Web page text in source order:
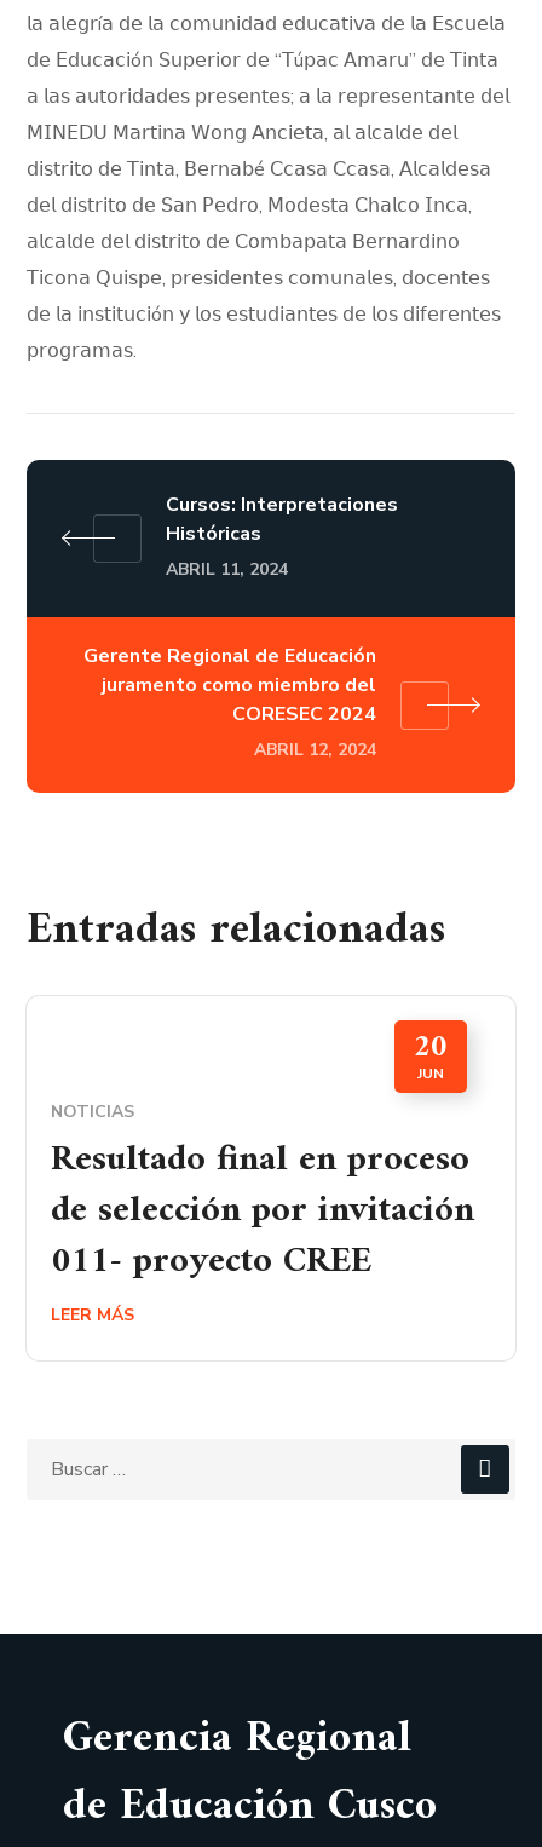
𝗅𝖺 𝖺𝗅𝖾𝗀𝗋í𝖺 𝖽𝖾 𝗅𝖺 𝖼𝗈𝗆𝗎𝗇𝗂𝖽𝖺𝖽 𝖾𝖽𝗎𝖼𝖺𝗍𝗂𝗏𝖺 𝖽𝖾 𝗅𝖺 𝖤𝗌𝖼𝗎𝖾𝗅𝖺
𝖽𝖾 𝖤𝖽𝗎𝖼𝖺𝖼𝗂ó𝗇 𝖲𝗎𝗉𝖾𝗋𝗂𝗈𝗋 𝖽𝖾 “𝖳ú𝗉𝖺𝖼 𝖠𝗆𝖺𝗋𝗎” 𝖽𝖾 𝖳𝗂𝗇𝗍𝖺
𝖺 𝗅𝖺𝗌 𝖺𝗎𝗍𝗈𝗋𝗂𝖽𝖺𝖽𝖾𝗌 𝗉𝗋𝖾𝗌𝖾𝗇𝗍𝖾𝗌; 𝖺 𝗅𝖺 𝗋𝖾𝗉𝗋𝖾𝗌𝖾𝗇𝗍𝖺𝗇𝗍𝖾 𝖽𝖾𝗅
𝖬𝖨𝖭𝖤𝖣𝖴 𝖬𝖺𝗋𝗍𝗂𝗇𝖺 𝖶𝗈𝗇𝗀 𝖠𝗇𝖼𝗂𝖾𝗍𝖺, 𝖺𝗅 𝖺𝗅𝖼𝖺𝗅𝖽𝖾 𝖽𝖾𝗅
𝖽𝗂𝗌𝗍𝗋𝗂𝗍𝗈 𝖽𝖾 𝖳𝗂𝗇𝗍𝖺, 𝖡𝖾𝗋𝗇𝖺𝖻é 𝖢𝖼𝖺𝗌𝖺 𝖢𝖼𝖺𝗌𝖺, 𝖠𝗅𝖼𝖺𝗅𝖽𝖾𝗌𝖺
𝖽𝖾𝗅 𝖽𝗂𝗌𝗍𝗋𝗂𝗍𝗈 𝖽𝖾 𝖲𝖺𝗇 𝖯𝖾𝖽𝗋𝗈, 𝖬𝗈𝖽𝖾𝗌𝗍𝖺 𝖢𝗁𝖺𝗅𝖼𝗈 𝖨𝗇𝖼𝖺,
𝖺𝗅𝖼𝖺𝗅𝖽𝖾 𝖽𝖾𝗅 𝖽𝗂𝗌𝗍𝗋𝗂𝗍𝗈 𝖽𝖾 𝖢𝗈𝗆𝖻𝖺𝗉𝖺𝗍𝖺 𝖡𝖾𝗋𝗇𝖺𝗋𝖽𝗂𝗇𝗈
𝖳𝗂𝖼𝗈𝗇𝖺 𝖰𝗎𝗂𝗌𝗉𝖾, 𝗉𝗋𝖾𝗌𝗂𝖽𝖾𝗇𝗍𝖾𝗌 𝖼𝗈𝗆𝗎𝗇𝖺𝗅𝖾𝗌, 𝖽𝗈𝖼𝖾𝗇𝗍𝖾𝗌
𝖽𝖾 𝗅𝖺 𝗂𝗇𝗌𝗍𝗂𝗍𝗎𝖼𝗂ó𝗇 𝗒 𝗅𝗈𝗌 𝖾𝗌𝗍𝗎𝖽𝗂𝖺𝗇𝗍𝖾𝗌 𝖽𝖾 𝗅𝗈𝗌 𝖽𝗂𝖿𝖾𝗋𝖾𝗇𝗍𝖾𝗌
𝗉𝗋𝗈𝗀𝗋𝖺𝗆𝖺𝗌.
Cursos: Interpretaciones
Históricas
ABRIL 11, 2024
Gerente Regional de Educación
juramento como miembro del
CORESEC 2024
ABRIL 12, 2024
Entradas relacionadas
20
JUN
NOTICIAS
Resultado final en proceso
de selección por invitación
011- proyecto CREE
LEER MÁS
Gerencia Regional
de Educación Cusco